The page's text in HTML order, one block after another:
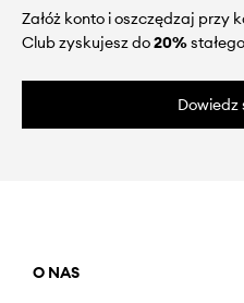
Załóż konto i oszczędzaj przy
Club zyskujesz do20%
Dowiedz
O NAS